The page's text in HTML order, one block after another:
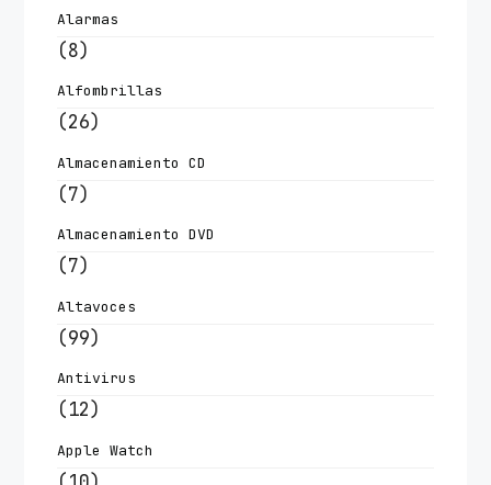
Alarmas
(8)
Alfombrillas
(26)
Almacenamiento CD
(7)
Almacenamiento DVD
(7)
Altavoces
(99)
Antivirus
(12)
Apple Watch